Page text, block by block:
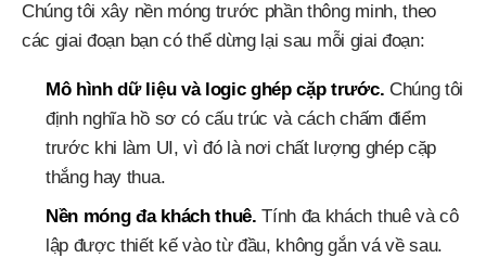
Chúng tôi xây nền móng trước phần thông minh, theo
các giai đoạn bạn có thể dừng lại sau mỗi giai đoạn:
Mô hình dữ liệu và logic ghép cặp trước. Chúng tôi
định nghĩa hồ sơ có cấu trúc và cách chấm điểm
trước khi làm UI, vì đó là nơi chất lượng ghép cặp
thắng hay thua.
Nền móng đa khách thuê. Tính đa khách thuê và cô
lập được thiết kế vào từ đầu, không gắn vá về sau.